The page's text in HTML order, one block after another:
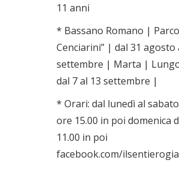
11 anni
* Bassano Romano |
Cenciarini” | dal 31 agosto
settembre | Marta |
dal 7 al 13 settembre |
* Orari: dal lunedì al
ore 15.00 in poi domenica
11.00 in poi
facebook.com/